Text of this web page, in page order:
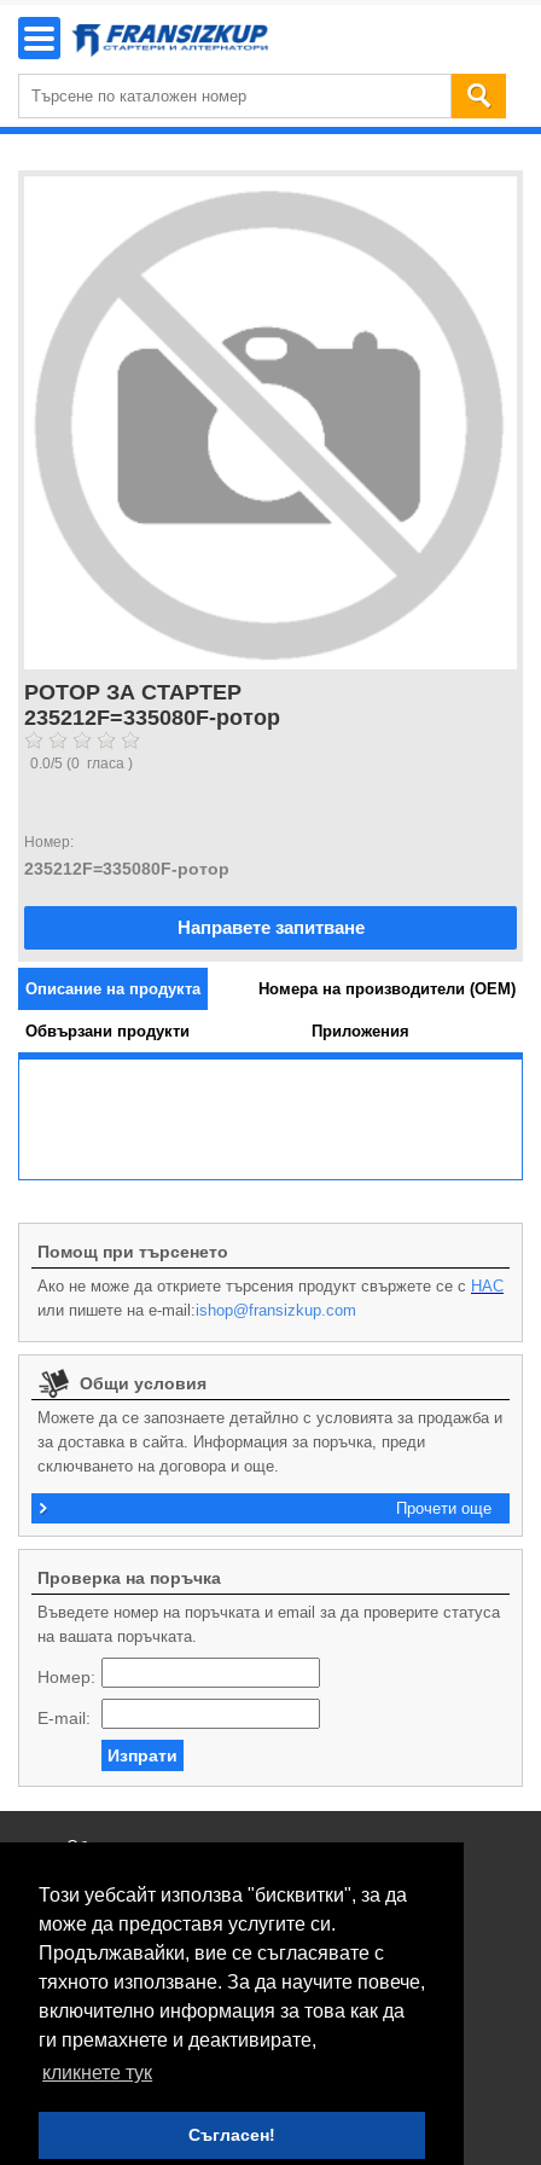
Този уебсайт използва "бисквитки", за да
може да предоставя услугите си.
Продължавайки, вие се съгласявате с
тяхното използване. За да научите повече,
включително информация за това как да
ги премахнете и деактивирате,
кликнете тук
Съгласен!
РОТОР ЗА СТАРТЕР
235212F=335080F-ротор
0.0/5 (0 гласа )
Номер:
235212F=335080F-ротор
Направете запитване
Описание на продукта Номера на производители (OEM)
Обвързани продукти Приложения
Помощ при търсенето
Ако не може да откриете търсения продукт свържете се с НАС
или пишете на e-mail:ishop@fransizkup.com
Общи условия
Можете да се запознаете детайлно с условията за продажба и
за доставка в сайта. Информация за поръчка, преди
сключването на договора и още.
Прочети още
Проверка на поръчка
Въведете номер на поръчката и email за да проверите статуса
на вашата поръчката.
Номер:
E-mail:
Изпрати
Общи условия
Свържете се с нас
Контакти
Нашите сервизи
Блог
© 2026 Fransizkup.bg всички права запазени
Изграждане и поддръжка от
Boby_fransizkup